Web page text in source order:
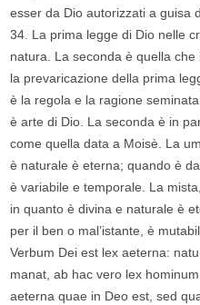
esser da Dio autorizzati a guisa
34. La prima legge di Dio nelle
natura. La seconda è quella
la prevaricazione della prima
è la regola e la ragione
è arte di Dio. La seconda è in
come quella data a Moisè. La
è naturale è eterna; quando è
è variabile e temporale. La
in quanto è divina e naturale è
per il ben o mal’istante, è
Verbum Dei est lex aeterna:
manat, ab hac vero lex
aeterna quae in Deo est, sed